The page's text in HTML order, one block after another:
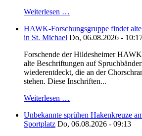
Weiterlesen …
HAWK-Forschungsgruppe findet
in St. Michael Do, 06.08.2026 -
Forschende der Hildesheimer
alte Beschriftungen auf
wiederentdeckt, die an der
stehen. Diese Inschriften...
Weiterlesen …
Unbekannte sprühen Hakenkreuze
Sportplatz Do, 06.08.2026 - 09:13